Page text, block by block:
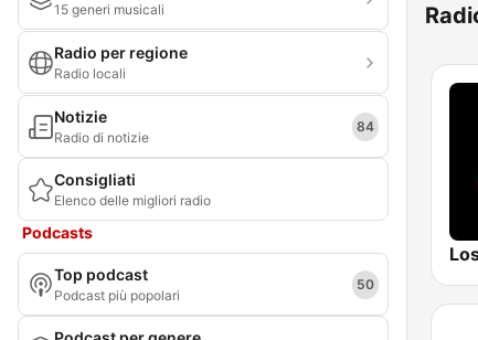
15 generi musicali
Radio per regione
Radio locali
Notizie
Radio di notizie
84
Consigliati
Elenco delle migliori radio
Podcasts
Top podcast
Podcast più popolari
50